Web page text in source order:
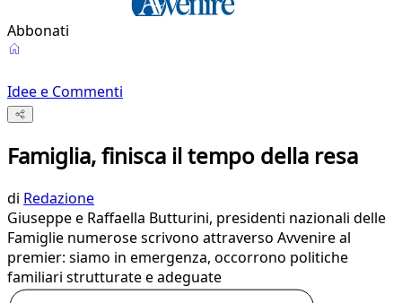
Abbonati
Idee e Commenti
Famiglia, finisca il tempo della resa
di Redazione
Giuseppe e Raffaella Butturini, presidenti nazionali delle
Famiglie numerose scrivono attraverso Avvenire al
premier: siamo in emergenza, occorrono politiche
familiari strutturate e adeguate